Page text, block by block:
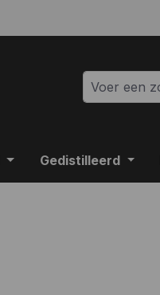
Gedistilleerd